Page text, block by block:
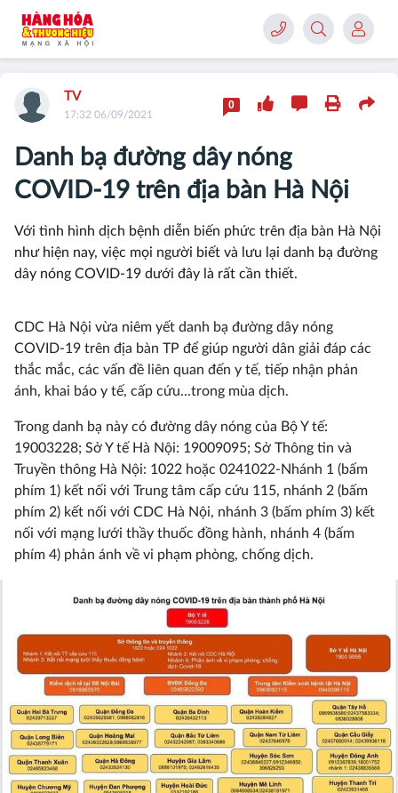
Danh bạ đường dây nóng
COVID-19 trên địa bàn Hà Nội
Với tình hình dịch bệnh diễn biến phức trên địa bàn Hà Nội
như hiện nay, việc mọi người biết và lưu lại danh bạ đường
dây nóng COVID-19 dưới đây là rất cần thiết.
TV
17:32 06/09/2021
0
CDC Hà Nội vừa niêm yết danh bạ đường dây nóng
COVID-19 trên địa bàn TP để giúp người dân giải đáp các
thắc mắc, các vấn đề liên quan đến y tế, tiếp nhận phản
ánh, khai báo y tế, cấp cứu...trong mùa dịch.
Trong danh bạ này có đường dây nóng của Bộ Y tế:
19003228; Sở Y tế Hà Nội: 19009095; Sở Thông tin và
Truyền thông Hà Nội: 1022 hoặc 0241022-Nhánh 1 (bấm
phím 1) kết nối với Trung tâm cấp cứu 115, nhánh 2 (bấm
phím 2) kết nối với CDC Hà Nội, nhánh 3 (bấm phím 3) kết
nối với mạng lưới thầy thuốc đồng hành, nhánh 4 (bấm
phím 4) phản ánh về vi phạm phòng, chống dịch.